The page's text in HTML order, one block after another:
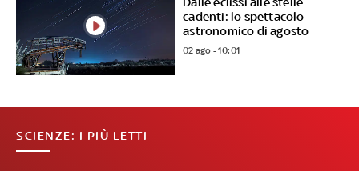
cadenti: lo spettacolo
astronomico di agosto
02 ago - 10:01
SCIENZE: I PIÙ LETTI